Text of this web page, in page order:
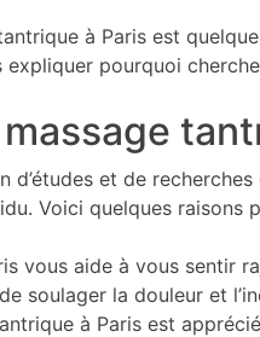
à Paris est
pourquoi
et de
Voici quelques
vous aide à vous sentir
soulager la douleur et
à Paris est